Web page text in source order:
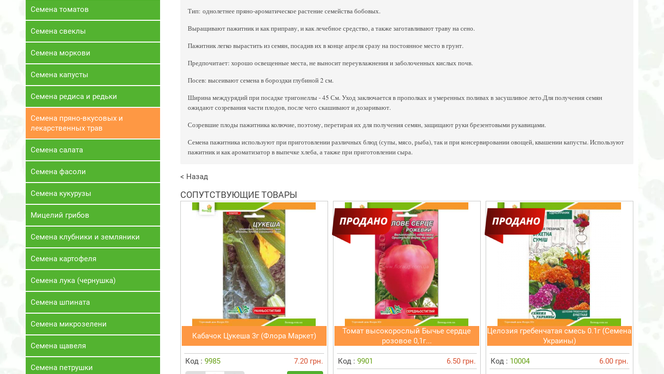
Семена томатов
Семена свеклы
Семена моркови
Семена капусты
Семена редиса и редьки
Семена пряно-вкусовых и
лекарственных трав
Семена салата
Семена фасоли
Семена кукурузы
Мицелий грибов
Семена клубники и земляники
Семена картофеля
Семена лука (чернушка)
Семена шпината
Семена микрозелени
Семена щавеля
Семена петрушки
Тип: однолетнее пряно-ароматическое растение семейства бобовых.
Выращивают пажитник и как приправу, и как лечебное средство, а также заготавливают траву на сено.
Пажитник легко вырастить из семян, посадив их в конце апреля сразу на постоянное место в грунт.
Предпочитает: хорошо освещенные места, не выносит переувлажнения и заболоченных кислых почв.
Посев: высеивают семена в бороздки глубиной 2 см.
Ширина междурядий при посадке тригонеллы - 45 См. Уход заключается в прополках и умеренных поливах в засушливое лето.Для получения семян
ожидают созревания части плодов, после чего скашивают и дозаривают.
Созревшие плоды пажитника колючие, поэтому, перетирая их для получения семян, защищают руки брезентовыми рукавицами.
Семена пажитника используют при приготовлении различных блюд (супы, мясо, рыба), так и при консервировании овощей, квашении капусты. Используют
пажитник и как ароматизатор в выпечке хлеба, а также при приготовлении сыра.
< Назад
СОПУТСТВУЮЩИЕ ТОВАРЫ
Кабачок Цукеша 3г (Флора Маркет)
Код : 9985 7.20 грн.
Томат высокорослый Бычье сердце
розовое 0,1г...
Код : 9901 6.50 грн.
Целозия гребенчатая смесь 0.1г (Семена
Украины)
Код : 10004 6.00 грн.